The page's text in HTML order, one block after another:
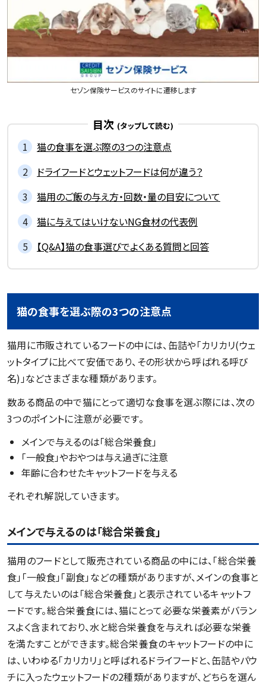
セゾン保険サービスのサイトに遷移します
目次
猫の食事を選ぶ際の3つの注意点
ドライフードとウェットフードは何が違う？
猫用のご飯の与え方・回数・量の目安について
猫に与えてはいけないNG食材の代表例
【Q&A】猫の食事選びでよくある質問と回答
猫の食事を選ぶ際の3つの注意点
猫用に市販されているフードの中には、缶詰や「カリカリ(ウェ
ットタイプに比べて安価であり、その形状から呼ばれる呼び
名)」などさまざまな種類があります。
数ある商品の中で猫にとって適切な食事を選ぶ際には、次の
3つのポイントに注意が必要です。
メインで与えるのは「総合栄養食」
「一般食」やおやつは与え過ぎに注意
年齢に合わせたキャットフードを与える
それぞれ解説していきます。
メインで与えるのは「総合栄養食」
猫用のフードとして販売されている商品の中には、「総合栄養
食」「一般食」「副食」などの種類がありますが、メインの食事と
して与えたいのは「総合栄養食」と表示されているキャットフ
ードです。総合栄養食には、猫にとって必要な栄養素がバラン
スよく含まれており、水と総合栄養食を与えれば必要な栄養
を満たすことができます。総合栄養食のキャットフードの中に
は、いわゆる「カリカリ」と呼ばれるドライフードと、缶詰やパウ
チに入ったウェットフードの2種類がありますが、どちらを選ん